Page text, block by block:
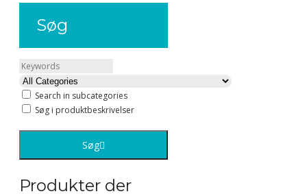
Søg
Search in subcategories
Søg i produktbeskrivelser
Søg
Produkter der